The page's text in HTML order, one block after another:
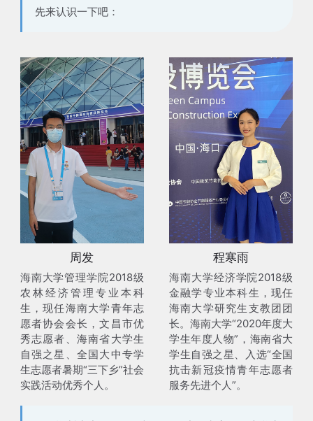
先来认识一下吧：
周发
海南大学管理学院2018级
农林经济管理专业本科
生，现任海南大学青年志
愿者协会会长，文昌市优
秀志愿者、海南省大学生
自强之星、全国大中专学
生志愿者暑期“三下乡”社会
实践活动优秀个人。
程寒雨
海南大学经济学院2018级
金融学专业本科生，现任
海南大学研究生支教团团
长。海南大学“2020年度大
学生年度人物”，海南省大
学生自强之星、入选“全国
抗击新冠疫情青年志愿者
服务先进个人”。